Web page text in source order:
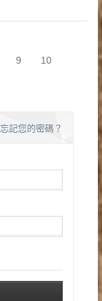
9 10
忘記您的密碼？